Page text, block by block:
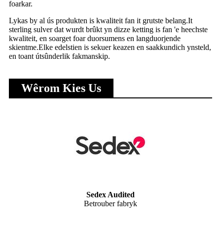
foarkar.
Lykas by al ús produkten is kwaliteit fan it grutste belang.It
sterling sulver dat wurdt brûkt yn dizze ketting is fan 'e heechste
kwaliteit, en soarget foar duorsumens en langduorjende
skientme.Elke edelstien is sekuer keazen en saakkundich ynsteld,
en toant útsûnderlik fakmanskip.
Wêrom Kies Us
Sedex Audited
Betrouber fabryk